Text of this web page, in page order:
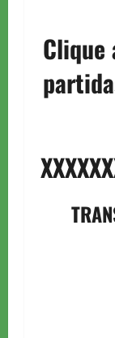
Clique